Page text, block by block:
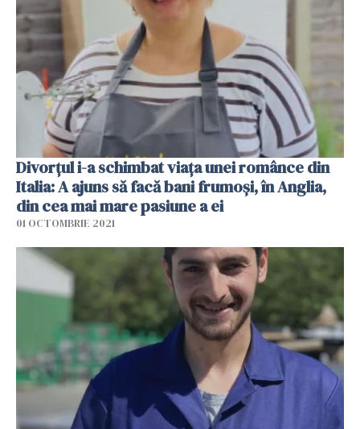
Divorțul i-a schimbat viața unei românce din
Italia: A ajuns să facă bani frumoși, în Anglia,
din cea mai mare pasiune a ei
01 OCTOMBRIE 2021